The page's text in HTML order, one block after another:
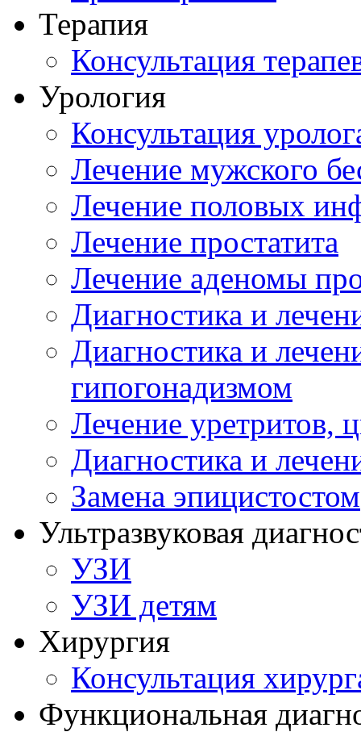
Терапия
Консультация
Урология
Консультация
Лечение мужского
Лечение половых
Лечение простатита
Лечение аденомы
Диагностика и
Диагностика и
гипогонадизмом
Лечение уретритов,
Диагностика и
Замена эпицистостом
Ультразвуковая
УЗИ
УЗИ детям
Хирургия
Консультация
Функциональная